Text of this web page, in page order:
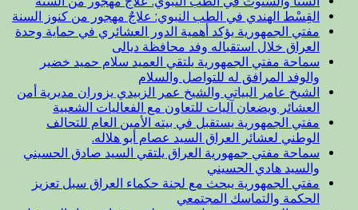
القِسْط الهندي في الطب النبوي: علاجٌ مهجور من كنوز السنة
مفتي الجمهورية يؤكد أهمية الدور العشائري في حماية وحدة
العراق خلال استقباله وفد محافظة ديالى
سماحة مفتي الجمهورية يلتقي العميد سلام حميد خضير
والوفد المرافق له للتواصل والسلام
الشيخ عامر البياتي والشيخ عمر الزبيدي يزوران مديرية أمن
العشائر ويضعان آليات للتعاون مع الفعاليات الشعبية
مفتي الجمهورية يستقبل في بيته الأمين العام للتحالف
الوطني لعشائر العراق السيد عصام أبو هلاله.
سماحة مفتي جمهورية العراق يلتقي السيد صادق الحسيني
والسيد هادي الحسيني
مفتي الجمهورية يبحث مع لجنة حكماء العراق سبل تعزيز
الحكمة والتماسك المجتمعي